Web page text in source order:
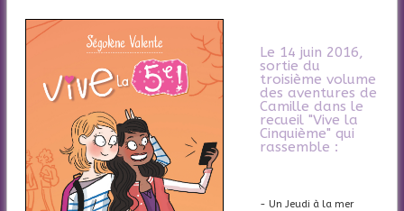
Le 14 juin 2016,
sortie du
troisième volume
des aventures de
Camille dans le
recueil "Vive la
Cinquième" qui
rassemble :
- Un Jeudi à la mer